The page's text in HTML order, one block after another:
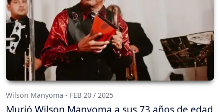
Wilson Manyoma - FEB 20 / 2025
Murió Wilson Manyoma a sus 73 años de edad